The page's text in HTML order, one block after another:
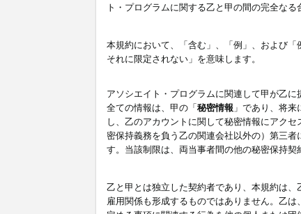
ト・プログラムに関する乙と甲の間の完全な
本規約において、「含む」、「例」、および
それに限定されない」を意味します。
アソシエイト・プログラムに関連して甲が乙
全ての情報は、甲の「秘密情報 」であり、将
し、乙のアカウントに関して秘密情報にアク
密保持義務を負う乙の関連会社以外の）第三
す。当該制限は、両当事者間の他の秘密保持
乙と甲とは独立した契約者であり、本規約は
雇用関係も形成するものではありません。乙